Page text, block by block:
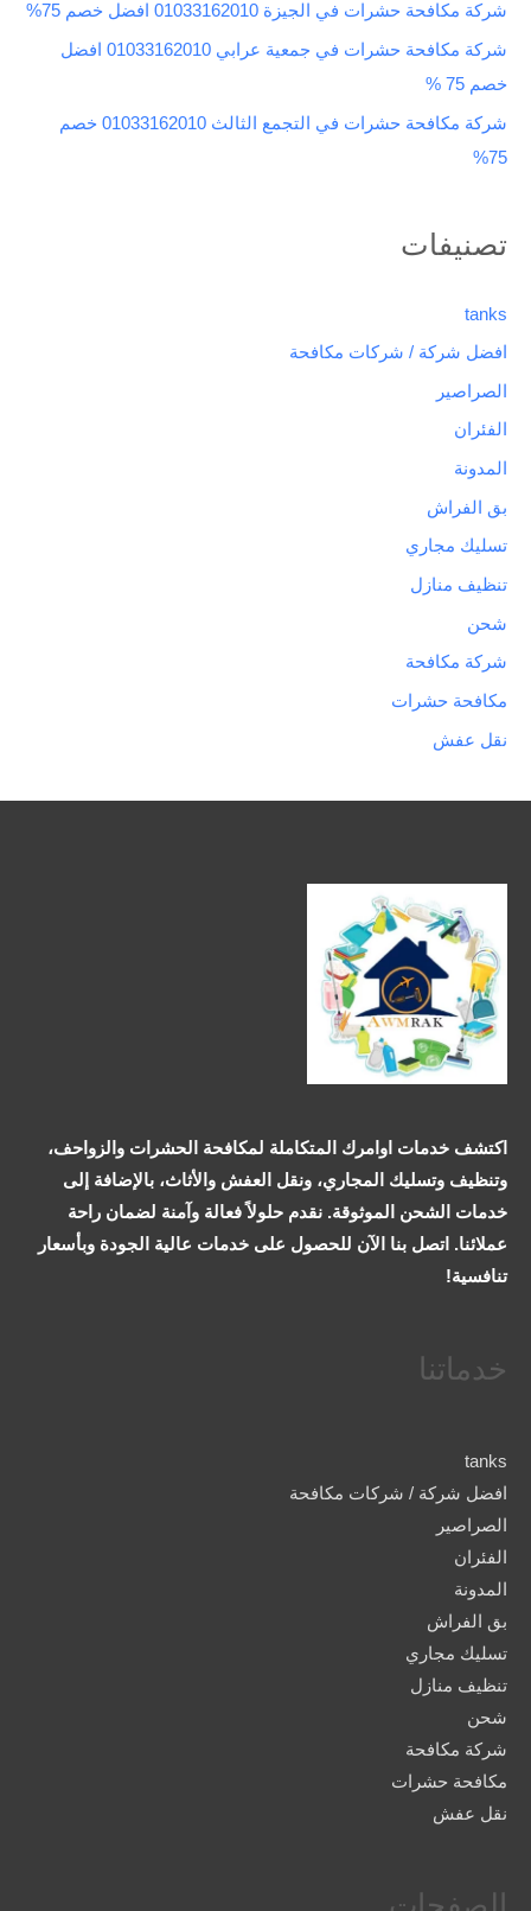
شركة مكافحة حشرات في الجيزة 01033162010 افضل خصم 75%
شركة مكافحة حشرات في جمعية عرابي 01033162010 افضل
خصم 75 %
شركة مكافحة حشرات في التجمع الثالث 01033162010 خصم
75%
تصنيفات
tanks
افضل شركة / شركات مكافحة
الصراصير
الفئران
المدونة
بق الفراش
تسليك مجاري
تنظيف منازل
شحن
شركة مكافحة
مكافحة حشرات
نقل عفش
اكتشف خدمات اوامرك المتكاملة لمكافحة الحشرات والزواحف،
وتنظيف وتسليك المجاري، ونقل العفش والأثاث، بالإضافة إلى
خدمات الشحن الموثوقة. نقدم حلولاً فعالة وآمنة لضمان راحة
عملائنا. اتصل بنا الآن للحصول على خدمات عالية الجودة وبأسعار
تنافسية!
خدماتنا
tanks
افضل شركة / شركات مكافحة
الصراصير
الفئران
المدونة
بق الفراش
تسليك مجاري
تنظيف منازل
شحن
شركة مكافحة
مكافحة حشرات
نقل عفش